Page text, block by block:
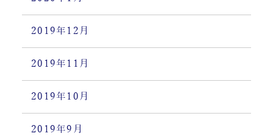
2019年12月
2019年11月
2019年10月
2019年9月